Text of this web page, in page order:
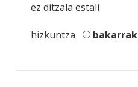
ez ditzala estali
hizkuntza bakarrak